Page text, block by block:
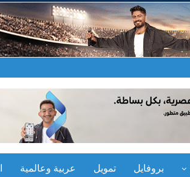
بروفايل تمويل عربية وعالمية